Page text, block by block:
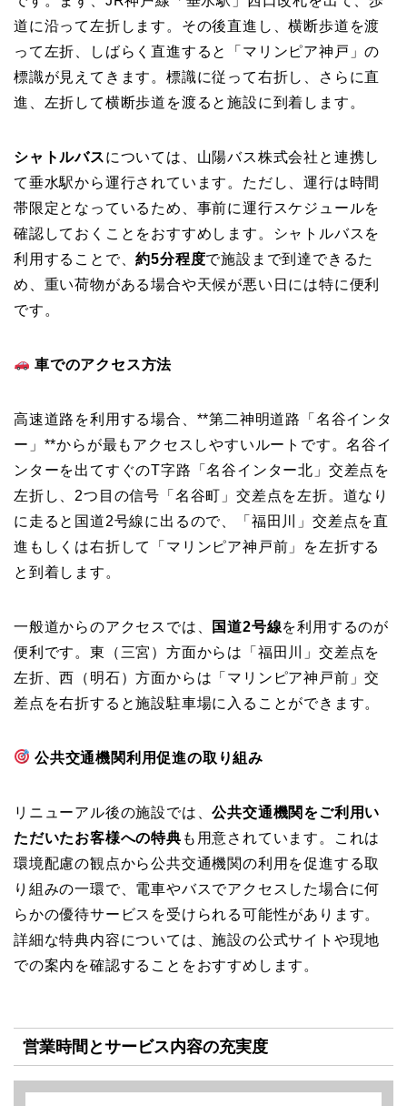
道に沿って左折します。その後直進し、横断歩道を渡
って左折、しばらく直進すると「マリンピア神戸」の
標識が見えてきます。標識に従って右折し、さらに直
進、左折して横断歩道を渡ると施設に到着します。
シャトルバスについては、山陽バス株式会社と連携し
て垂水駅から運行されています。ただし、運行は時間
帯限定となっているため、事前に運行スケジュールを
確認しておくことをおすすめします。シャトルバスを
利用することで、約5分程度で施設まで到達できるた
め、重い荷物がある場合や天候が悪い日には特に便利
です。
車でのアクセス方法
高速道路を利用する場合、**第二神明道路「名谷インタ
ー」**からが最もアクセスしやすいルートです。名谷イ
ンターを出てすぐのT字路「名谷インター北」交差点を
左折し、2つ目の信号「名谷町」交差点を左折。道なり
に走ると国道2号線に出るので、「福田川」交差点を直
進もしくは右折して「マリンピア神戸前」を左折する
と到着します。
一般道からのアクセスでは、 国道2号線を利用するのが
便利です。東（三宮）方面からは「福田川」交差点を
左折、西（明石）方面からは「マリンピア神戸前」交
差点を右折すると施設駐車場に入ることができます。
公共交通機関利用促進の取り組み
リニューアル後の施設では、公共交通機関をご利用い
ただいたお客様への特典 も用意されています。これは
環境配慮の観点から公共交通機関の利用を促進する取
り組みの一環で、電車やバスでアクセスした場合に何
らかの優待サービスを受けられる可能性があります。
詳細な特典内容については、施設の公式サイトや現地
での案内を確認することをおすすめします。
営業時間とサービス内容の充実度